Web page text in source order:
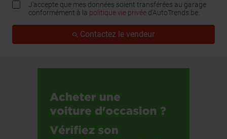
J'accepte que mes données soient transférées au garage
conformément à la politique vie privée d’AutoTrends.be.
Contactez le vendeur